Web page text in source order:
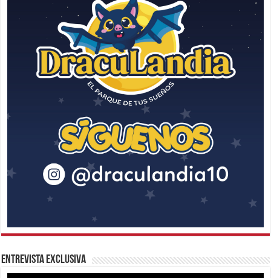
Entrevista Exclusiva